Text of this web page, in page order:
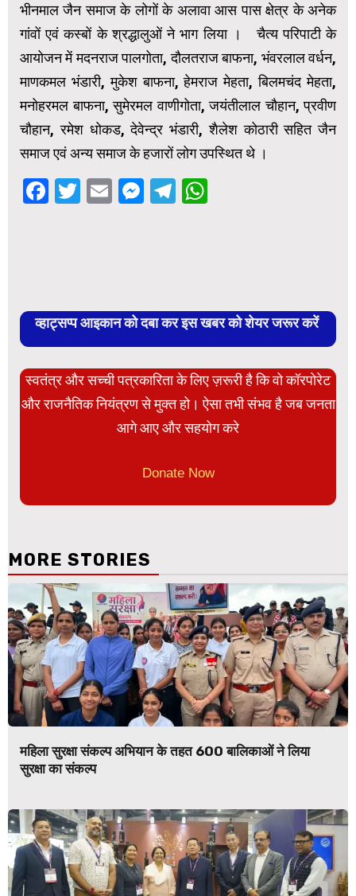
भीनमाल जैन समाज के लोगों के अलावा आस पास क्षेत्र के अनेक
गांवों एवं कस्बों के श्रद्धालुओं ने भाग लिया । चैत्य परिपाटी के
आयोजन में मदनराज पालगोता, दौलतराज बाफना, भंवरलाल वर्धन,
माणकमल भंडारी, मुकेश बाफना, हेमराज मेहता, बिलमचंद मेहता,
मनोहरमल बाफना, सुमेरमल वाणीगोता, जयंतीलाल चौहान, प्रवीण
चौहान, रमेश धोकड, देवेन्द्र भंडारी, शैलेश कोठारी सहित जैन
समाज एवं अन्य समाज के हजारों लोग उपस्थित थे ।
Facebook
Twitter
EmailMessenger
Telegram
व्हाट्सप्प आइकान को दबा कर इस खबर को शेयर जरूर करें
स्वतंत्र और सच्ची पत्रकारिता के लिए ज़रूरी है कि वो कॉरपोरेट
और राजनैतिक नियंत्रण से मुक्त हो। ऐसा तभी संभव है जब जनता
आगे आए और सहयोग करे
Donate Now
MORE STORIES
महिला सुरक्षा संकल्प अभियान के तहत 600 बालिकाओं ने लिया
सुरक्षा का संकल्प